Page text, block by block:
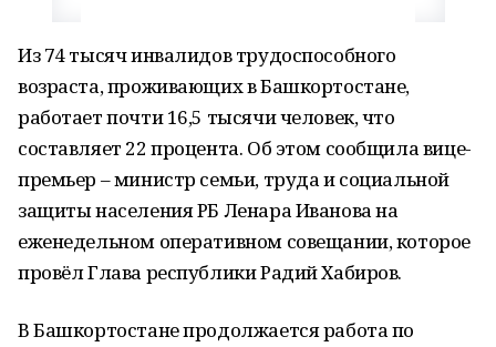
Из 74 тысяч инвалидов трудоспособного
возраста, проживающих в Башкортостане,
работает почти 16,5 тысячи человек, что
составляет 22 процента. Об этом сообщила вице-
премьер – министр семьи, труда и социальной
защиты населения РБ Ленара Иванова на
еженедельном оперативном совещании, которое
провёл Глава республики Радий Хабиров.
В Башкортостане продолжается работа по